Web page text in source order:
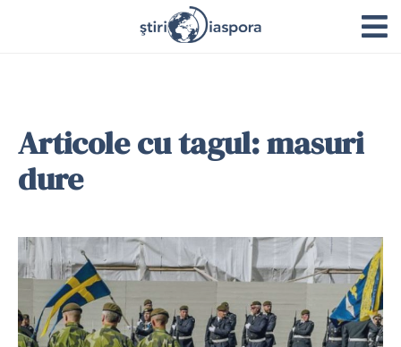
Articole cu tagul: masuri
dure